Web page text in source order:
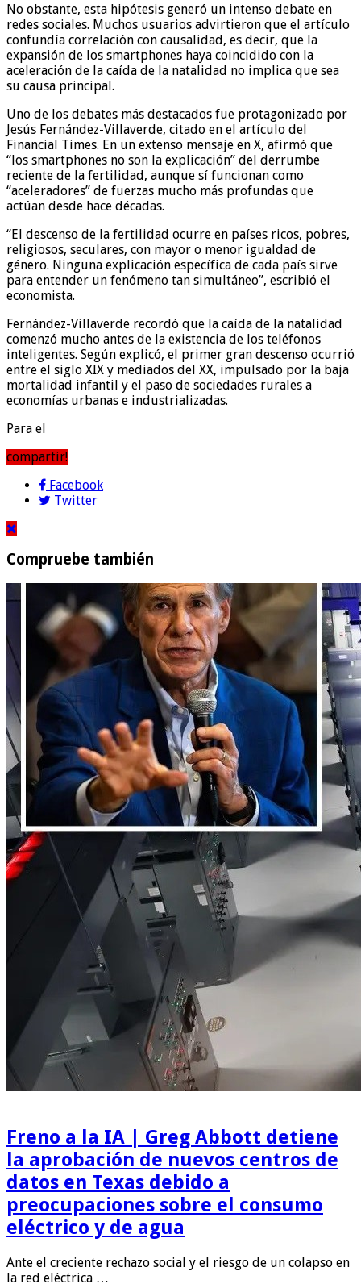
No obstante, esta hipótesis generó un intenso debate en
redes sociales. Muchos usuarios advirtieron que el artículo
confundía correlación con causalidad, es decir, que la
expansión de los smartphones haya coincidido con la
aceleración de la caída de la natalidad no implica que sea
su causa principal.
Uno de los debates más destacados fue protagonizado por
Jesús Fernández-Villaverde, citado en el artículo del
Financial Times. En un extenso mensaje en X, afirmó que
“los smartphones no son la explicación” del derrumbe
reciente de la fertilidad, aunque sí funcionan como
“aceleradores” de fuerzas mucho más profundas que
actúan desde hace décadas.
“El descenso de la fertilidad ocurre en países ricos, pobres,
religiosos, seculares, con mayor o menor igualdad de
género. Ninguna explicación específica de cada país sirve
para entender un fenómeno tan simultáneo”, escribió el
economista.
Fernández-Villaverde recordó que la caída de la natalidad
comenzó mucho antes de la existencia de los teléfonos
inteligentes. Según explicó, el primer gran descenso ocurrió
entre el siglo XIX y mediados del XX, impulsado por la baja
mortalidad infantil y el paso de sociedades rurales a
economías urbanas e industrializadas.
Para el
compartir!
Facebook
Twitter
Compruebe también
Freno a la IA | Greg Abbott detiene
la aprobación de nuevos centros de
datos en Texas debido a
preocupaciones sobre el consumo
eléctrico y de agua
Ante el creciente rechazo social y el riesgo de un colapso en
la red eléctrica …